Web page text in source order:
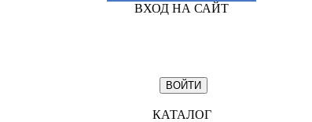
ВХОД НА САЙТ
КАТАЛОГ